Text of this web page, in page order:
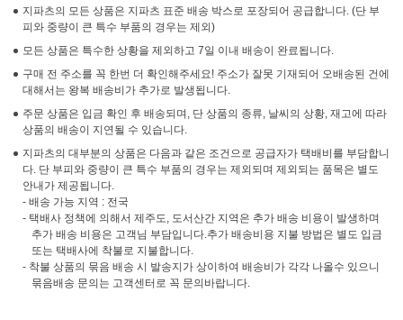
지파츠의 모든 상품은 지파츠 표준 배송 박스로 포장되어 공급합니다. (단 부
피와 중량이 큰 특수 부품의 경우는 제외)
모든 상품은 특수한 상황을 제외하고 7일 이내 배송이 완료됩니다.
구매 전 주소를 꼭 한번 더 확인해주세요! 주소가 잘못 기재되어 오배송된 건에
대해서는 왕복 배송비가 추가로 발생됩니다.
주문 상품은 입금 확인 후 배송되며, 단 상품의 종류, 날씨의 상황, 재고에 따라
상품의 배송이 지연될 수 있습니다.
지파츠의 대부분의 상품은 다음과 같은 조건으로 공급자가 택배비를 부담합니
다. 단 부피와 중량이 큰 특수 부품의 경우는 제외되며 제외되는 품목은 별도
안내가 제공됩니다.
- 배송 가능 지역 : 전국
- 택배사 정책에 의해서 제주도, 도서산간 지역은 추가 배송 비용이 발생하며
추가 배송 비용은 고객님 부담입니다.추가 배송비용 지불 방법은 별도 입금
또는 택배사에 착불로 지불합니다.
- 착불 상품의 묶음 배송 시 발송지가 상이하여 배송비가 각각 나올수 있으니
묶음배송 문의는 고객센터로 꼭 문의바랍니다.